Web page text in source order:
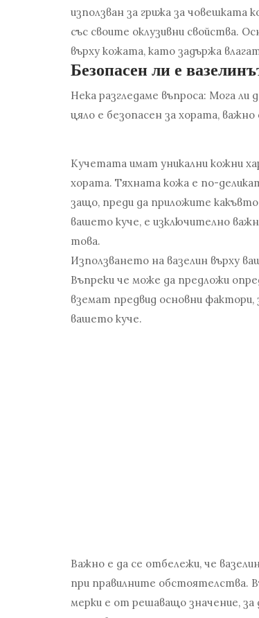
използван за грижа за човешката
със своите оклузивни свойства.
върху кожата, като задържа
Безопасен ли е
Нека разгледаме въпроса: Мога ли
цяло е безопасен за хората,
Кучетата имат уникални кожни
хората. Тяхната кожа е по-
защо, преди да приложите
вашето куче, е изключително
това.
Използването на вазелин върху
Въпреки че може да предложи
вземат предвид основни
вашето куче.
Важно е да се отбележи, че
при правилните обстоятелства.
мерки е от решаващо значение, за